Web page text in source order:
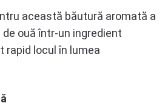
această băutură aromată a
ouă într-un ingredient
rapid locul în lumea